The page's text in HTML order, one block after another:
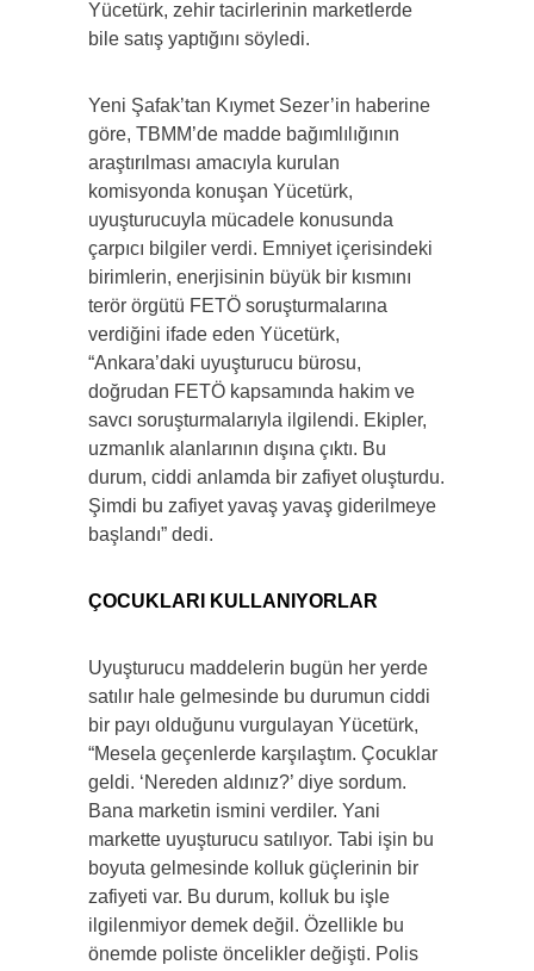
Yücetürk, zehir tacirlerinin marketlerde
bile satış yaptığını söyledi.
Yeni Şafak’tan Kıymet Sezer’in haberine
göre, TBMM’de madde bağımlılığının
araştırılması amacıyla kurulan
komisyonda konuşan Yücetürk,
uyuşturucuyla mücadele konusunda
çarpıcı bilgiler verdi. Emniyet içerisindeki
birimlerin, enerjisinin büyük bir kısmını
terör örgütü FETÖ soruşturmalarına
verdiğini ifade eden Yücetürk,
“Ankara’daki uyuşturucu bürosu,
doğrudan FETÖ kapsamında hakim ve
savcı soruşturmalarıyla ilgilendi. Ekipler,
uzmanlık alanlarının dışına çıktı. Bu
durum, ciddi anlamda bir zafiyet oluşturdu.
Şimdi bu zafiyet yavaş yavaş giderilmeye
başlandı” dedi.
ÇOCUKLARI KULLANIYORLAR
Uyuşturucu maddelerin bugün her yerde
satılır hale gelmesinde bu durumun ciddi
bir payı olduğunu vurgulayan Yücetürk,
“Mesela geçenlerde karşılaştım. Çocuklar
geldi. ‘Nereden aldınız?’ diye sordum.
Bana marketin ismini verdiler. Yani
markette uyuşturucu satılıyor. Tabi işin bu
boyuta gelmesinde kolluk güçlerinin bir
zafiyeti var. Bu durum, kolluk bu işle
ilgilenmiyor demek değil. Özellikle bu
önemde poliste öncelikler değişti. Polis